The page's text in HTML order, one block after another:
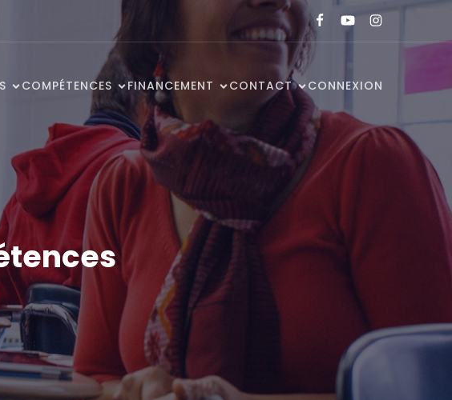
COMPÉTENCES FINANCEMENT CONTACT CONNEXION